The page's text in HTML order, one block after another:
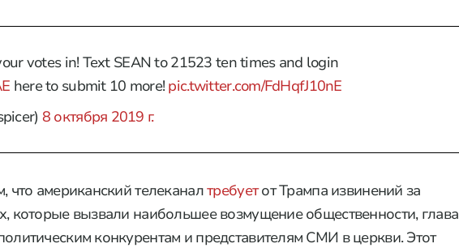
votes in! Text SEAN to 21523 ten times and login
here to submit 10 more!pic.twitter.com/FdHqfJ10nE
8 октября 2019 г.
что американский телеканалтребуетот Трампа извинений за
которые вызвали наибольшее возмущение общественности, глава
конкурентам и представителям СМИ в церкви. Этот